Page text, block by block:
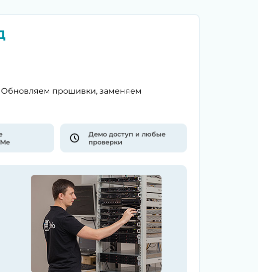
Обновляем прошивки, заменяем
Демо доступ и любые
проверки